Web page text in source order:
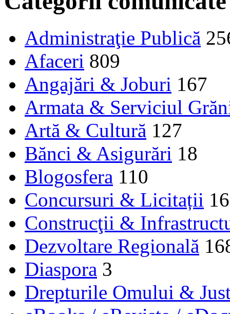
Administraţie Publică
Afaceri 809
Angajări & Joburi 167
Armata & Serviciul
Artă & Cultură 127
Bănci & Asigurări 18
Blogosfera 110
Concursuri & Licitații 16
Construcţii &
Dezvoltare Regională
Diaspora 3
Drepturile Omului &